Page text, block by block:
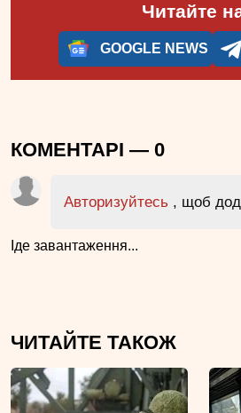
Читайте
GOOGLE NEWS
КОМЕНТАРІ — 0
Авторизуйтесь , щоб
Іде завантаження...
ЧИТАЙТЕ ТАКОЖ